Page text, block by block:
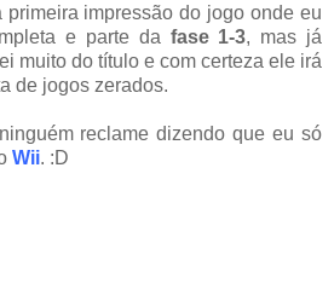
impressão do jogo onde eu
e parte da fase 1-3, mas já
muito do título e com certeza ele irá
de jogos zerados.
reclame dizendo que eu só
Wii. :D